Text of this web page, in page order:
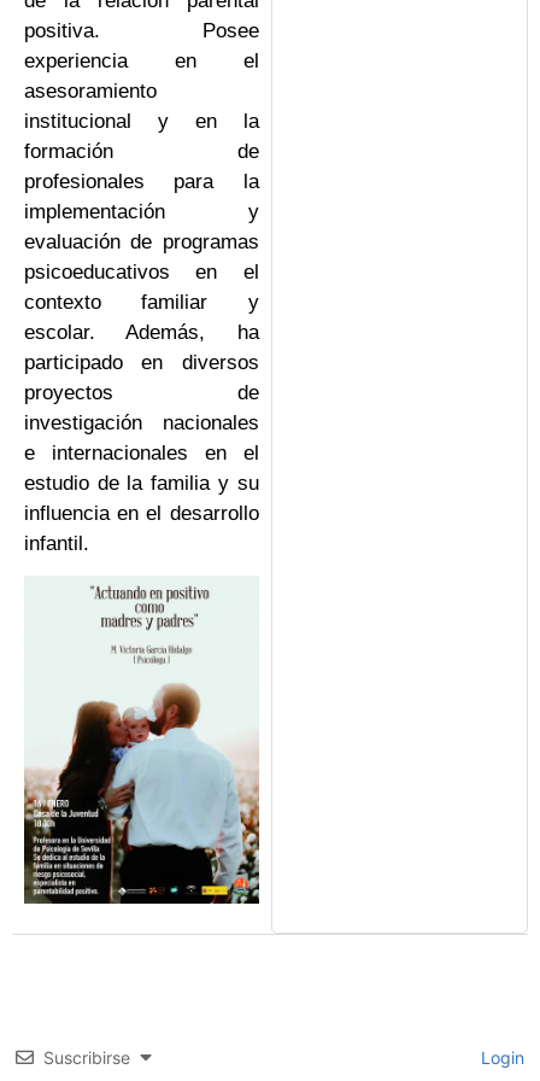
positiva. Posee
experiencia en el
asesoramiento
institucional y en la
formación de
profesionales para la
implementación y
evaluación de programas
psicoeducativos en el
contexto familiar y
escolar. Además, ha
participado en diversos
proyectos de
investigación nacionales
e internacionales en el
estudio de la familia y su
influencia en el desarrollo
infantil.
Suscribirse Login